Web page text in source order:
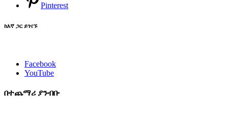
Pinterest
ከእኛ ጋር ይገናኙ
Facebook
YouTube
በተጨማሪ ያንብቡ